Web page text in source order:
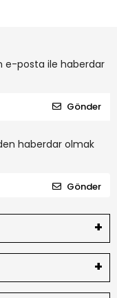
e-posta ile haberdar
Gönder
haberdar olmak
Gönder